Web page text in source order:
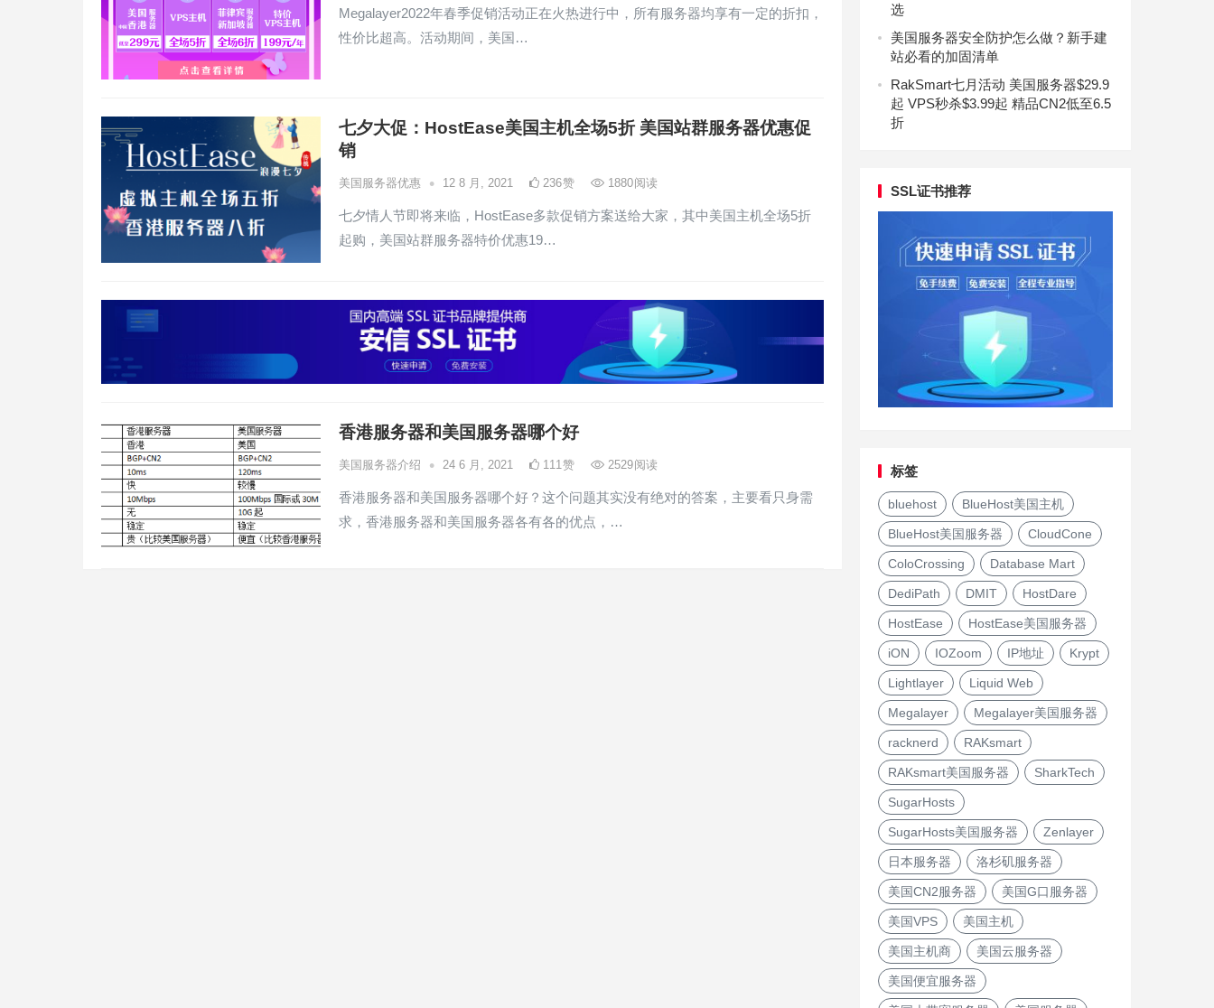
Megalayer2022年春季促销活动正在火热进行中，所有服务器均享有一定的折扣，
性价比超高。活动期间，美国…
七夕大促：HostEase美国主机全场5折 美国站群服务器优惠促
销
美国服务器优惠 • 12 8 月, 2021 236赞 1880阅读
七夕情人节即将来临，HostEase多款促销方案送给大家，其中美国主机全场5折
起购，美国站群服务器特价优惠19…
香港服务器和美国服务器哪个好
美国服务器介绍 • 24 6 月, 2021 111 赞 2529阅读
香港服务器和美国服务器哪个好？这个问题其实没有绝对的答案，主要看只身需
求，香港服务器和美国服务器各有各的优点，…
选
美国服务器安全防护怎么做？新手建
站必看的加固清单
RakSmart七月活动 美国服务器$29.9
起 VPS秒杀$3.99起 精品CN2低至6.5
折
SSL证书推荐
标签
bluehost BlueHost美国主机
BlueHost美国服务器 CloudCone
ColoCrossing Database Mart
DediPath DMIT HostDare
HostEase HostEase美国服务器
iON IOZoom IP地址 Krypt
Lightlayer Liquid Web
Megalayer Megalayer美国服务器
racknerd RAKsmart
RAKsmart美国服务器 SharkTech
SugarHosts
SugarHosts美国服务器 Zenlayer
日本服务器 洛杉矶服务器
美国CN2服务器 美国G口服务器
美国VPS 美国主机
美国主机商 美国云服务器
美国便宜服务器